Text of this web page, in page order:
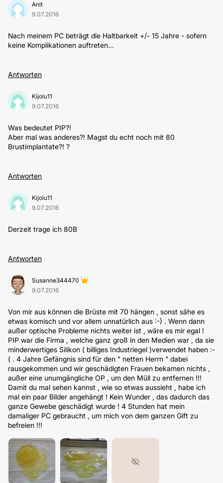
Anit
9.07.2016
Nach meinem PC beträgt die Haltbarkeit +/- 15 Jahre - sofern
keine Komplikationen auftreten...
Antworten
Kijolu11
9.07.2016
Was bedeutet PIP?!
Aber mal was anderes?! Magst du echt noch mit 80
Brustimplantate?! ?
Antworten
Kijolu11
9.07.2016
Derzeit trage ich 80B
Antworten
Susanne344470
9.07.2016
Von mir aus können die Brüste mit 70 hängen , sonst sähe es
etwas komisch und vor allem unnatürlich aus :-) . Wenn dann
außer optische Probleme nichts weiter ist , wäre es mir egal !
PIP war die Firma , welche ganz groß in den Medien war , da sie
minderwertiges Silikon ( billiges Industriegel )verwendet haben :-
( . 4 Jahre Gefängnis sind für den " netten Herrn " dabei
rausgekommen und wir geschädigten Frauen bekamen nichts ,
außer eine unumgängliche OP , um den Müll zu entfernen !!!
Damit du mal sehen kannst , wie so etwas aussieht , habe ich
mal ein paar Bilder angehängt ! Kein Wunder , das dadurch das
ganze Gewebe geschädigt wurde ! 4 Stunden hat mein
damaliger PC gebraucht , um mich von dem ganzen Gift zu
befreien !!!